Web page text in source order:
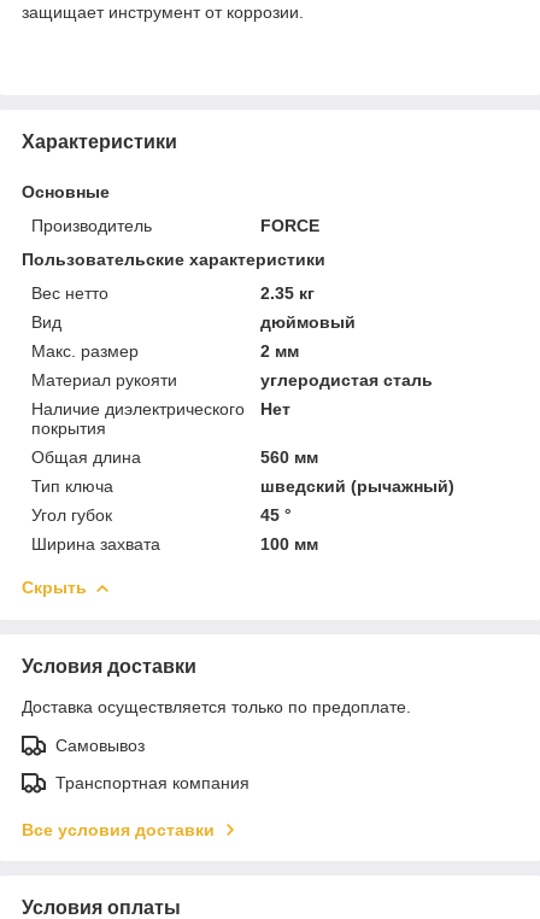
защищает инструмент от коррозии.
Характеристики
Основные
Производитель
FORCE
Пользовательские характеристики
Вес нетто
2.35 кг
Вид
дюймовый
Макс. размер
2 мм
Материал рукояти
углеродистая сталь
Наличие диэлектрического
покрытия
Нет
Общая длина
560 мм
Тип ключа
шведский (рычажный)
Угол губок
45 °
Ширина захвата
100 мм
Скрыть
Условия доставки
Доставка осуществляется только по предоплате.
Самовывоз
Транспортная компания
Все условия доставки
Условия оплаты